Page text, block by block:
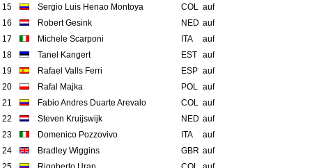
15
Sergio Luis Henao Montoya COL auf
16
Robert Gesink NED auf
17
Michele Scarponi ITA
auf
18
Tanel Kangert EST auf
19
Rafael Valls Ferri ESP auf
20
Rafal Majka POL auf
21
Fabio Andres Duarte Arevalo COL auf
22
Steven Kruijswijk NED auf
23
Domenico Pozzovivo ITA
auf
24
Bradley Wiggins GBR auf